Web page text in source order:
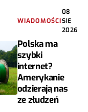
WIADOMOŚCI
08
SIE
2026
Polska ma
szybki
internet?
Amerykanie
odzierają nas
ze złudzeń